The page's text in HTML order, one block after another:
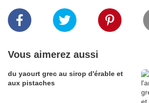
Vous aimerez aussi
du yaourt grec au sirop d'érable et
aux pistaches